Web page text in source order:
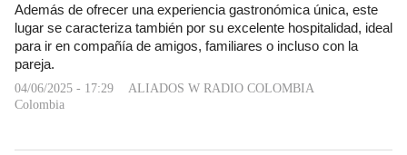
Además de ofrecer una experiencia gastronómica única, este
lugar se caracteriza también por su excelente hospitalidad, ideal
para ir en compañía de amigos, familiares o incluso con la
pareja.
04/06/2025 - 17:29
ALIADOS W RADIO COLOMBIA
Colombia